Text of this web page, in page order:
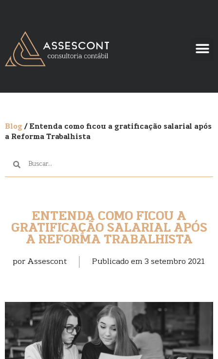
Blog/ Entenda como ficou a gratificação salarial após
a Reforma Trabalhista
ENTENDA COMO FICOU A
GRATIFICAÇÃO SALARIAL APÓS
A REFORMA TRABALHISTA
por Assescont Publicado em 3 setembro 2021